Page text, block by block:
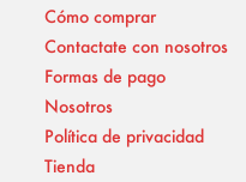
Cómo comprar
Contactate con nosotros
Formas de pago
Nosotros
Política de privacidad
Tienda